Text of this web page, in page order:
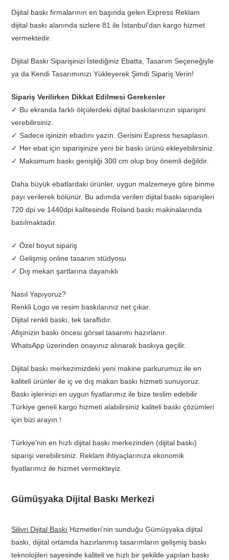
Dijital baskı firmalarının en başında gelen Express Reklam
dijital baskı alanında sizlere 81 ile İstanbul’dan kargo hizmet
vermektedir.
Dijital Baskı Siparişinizi İstediğiniz Ebatta, Tasarım Seçeneğiyle
ya da Kendi Tasarımınızı Yükleyerek Şimdi Sipariş Verin!
Sipariş Verilirken Dikkat Edilmesi Gerekenler
✓ Bu ekranda farklı ölçülerdeki dijital baskılarınızın siparişini
verebilirsiniz.
✓ Sadece işinizin ebadını yazın. Gerisini Express hesaplasın.
✓ Her ebat için siparişinize yeni bir baskı ürünü ekleyebilirsiniz.
✓ Maksimum baskı genişliği 300 cm olup boy önemli değildir.
Daha büyük ebatlardaki ürünler, uygun malzemeye göre binme
payı verilerek bölünür. Bu adımda verilen dijital baskı siparişleri
720 dpi ve 1440dpi kalitesinde Roland baskı makinalarında
basılmaktadır.
✓ Özel boyut sipariş
✓ Gelişmiş online tasarım stüdyosu
✓ Dış mekan şartlarına dayanıklı
Nasıl Yapıyoruz?
Renkli Logo ve resim baskılarınız net çıkar.
Dijital renkli baskı, tek taraflıdır.
Afişinizin baskı öncesi görsel tasarımı hazırlanır.
WhatsApp üzerinden onayınız alınarak baskıya geçilir.
Dijital baskı merkezimizdeki yeni makine parkurumuz ile en
kaliteli ürünler ile iç ve dış makan baskı hizmeti sunuyoruz.
Baskı işlerinizi en uygun fiyatlarımız ile bize teslim edebilir
Türkiye geneli kargo hizmeti alabilirsiniz kaliteli baskı çözümleri
için bizi arayın.!
Türkiye’nin en hızlı dijital baskı merkezinden (dijital baskı)
siparişi verebilirsiniz. Reklam ihtiyaçlarınıza ekonomik
fiyatlarımız ile hizmet vermekteyiz.
Gümüşyaka Dijital Baskı Merkezi
Silivri Dijital Baskı Hizmetleri’nin sunduğu Gümüşyaka dijital
baskı, dijital ortamda hazırlanmış tasarımların gelişmiş baskı
teknolojileri sayesinde kaliteli ve hızlı bir şekilde yapılan baskı